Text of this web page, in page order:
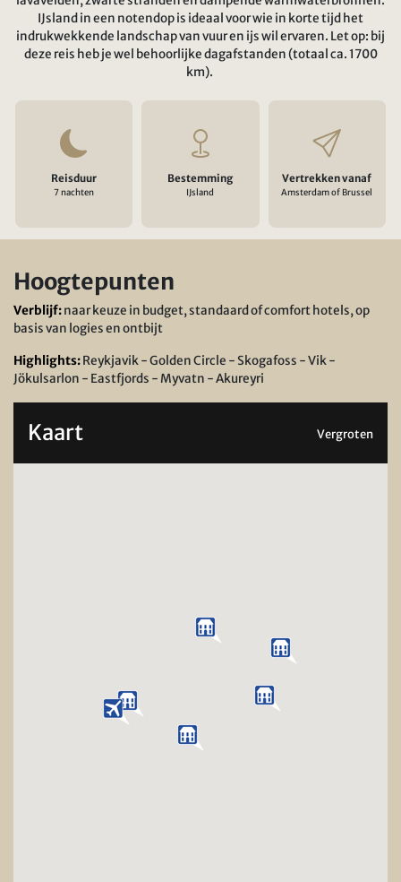
IJsland in een notendop is ideaal voor wie in korte tijd het
indrukwekkende landschap van vuur en ijs wil ervaren. Let op: bij
deze reis heb je wel behoorlijke dagafstanden (totaal ca. 1700
km).
Reisduur
7 nachten
Bestemming
IJsland
Vertrekken vanaf
Amsterdam of Brussel
Hoogtepunten
Verblijf:naar keuze in budget, standaard of comfort hotels, op
basis van logies en ontbijt
Highlights:Reykjavik - Golden Circle - Skogafoss - Vik -
Jökulsarlon - Eastfjords - Myvatn - Akureyri
Kaart Vergroten